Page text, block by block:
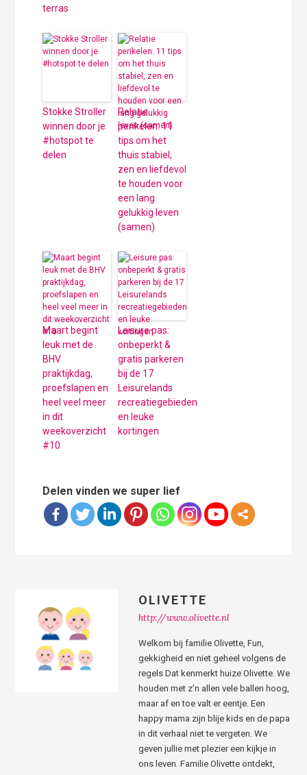
terras
Stokke Stroller
winnen door je
#hotspot te
delen
Relatie
perikelen: 11
tips om het
thuis stabiel,
zen en liefdevol
te houden voor
een lang
gelukkig leven
(samen)
Maart begint
leuk met de
BHV
praktijkdag,
proefslapen en
heel veel meer
in dit
weekoverzicht
#10
Leisure pas:
onbeperkt &
gratis parkeren
bij de 17
Leisurelands
recreatiegebieden
en leuke
kortingen
Delen vinden we super lief
OLIVETTE
http://www.olivette.nl
Welkom bij familie Olivette, Fun,
gekkigheid en niet geheel volgens de
regels Dat kenmerkt huize Olivette. We
houden met z’n allen vele ballen hoog,
maar af en toe valt er eentje. Een
happy mama zijn blije kids en de papa
in dit verhaal niet te vergeten. We
geven jullie met plezier een kijkje in
ons leven. Familie Olivette ontdekt,